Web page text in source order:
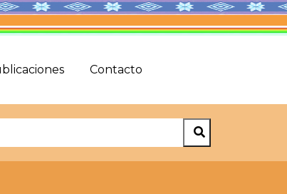
Contacto